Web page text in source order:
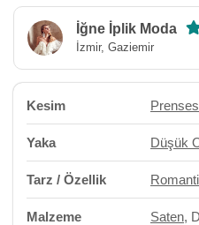
İğne İplik Moda
İzmir, Gaziemir
Kesim
Yaka Düşük
Tarz / Özellik
Malzeme Saten,